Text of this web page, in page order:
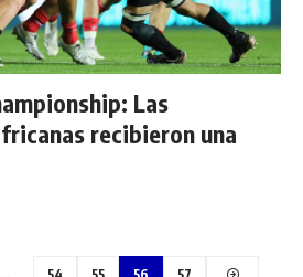
Las
recibieron una